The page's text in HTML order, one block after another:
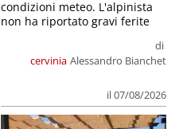
cervinia
di
Alessandro Bianchet
il 07/08/2026
condizioni meteo. L'alpinista
non ha riportato gravi ferite